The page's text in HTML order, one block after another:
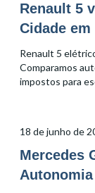
Renault 5
Cidade em
Renault 5
Comparamos
impostos para
18 de junho de
Mercedes